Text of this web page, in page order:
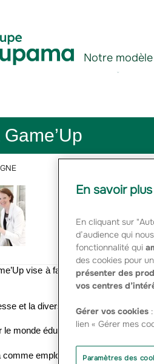
Notre modèle
vise à faire connaitre le
et la diversité de nos métiers
monde éducatif et économique.
employeur préféré sur le
En savoir
En cliquant sur
d’audience qui
fonctionnalité qui
des cookies pour
présenter des
vos centres
Gérer vos cookies
lien « Gérer mes
Paramètres des